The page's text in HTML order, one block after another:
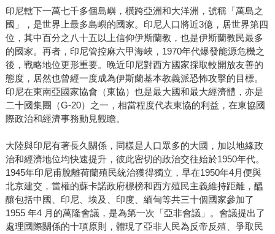
印尼轄下一萬七千多個島嶼，橫跨亞洲和大洋洲，號稱「萬島之
國」，是世界上最多島嶼的國家。印尼人口將近3億，居世界第四
位，其中百分之八十五以上信仰伊斯蘭教，也是伊斯蘭教民最多
的國家。再者，印尼管控麻六甲海峽，1970年代爆發能源危機之
後，戰略地位更形重要。晚近印尼對西方國家採取較開放友善的
態度，居然也曾經一度成為伊斯蘭基本教義派恐怖攻擊的目標。
印尼在東南亞國家協會（東協）也是最大國和最大經濟體，亦是
二十國集團（G-20）之一，相當程度代表東協的利益，在東協國
際政治和經濟事務動見觀瞻。
大陸與印尼有著長久關係，同樣是人口眾多的大國，加以地緣政
治和經濟地位均快速提升，彼此密切的政治交往始於1950年代。
1945年印尼甫脫離荷蘭殖民統治獲得獨立，早在1950年4月便與
北京建交，當權的蘇卡諾政府標榜和西方殖民主義維持距離，醞
釀包括中國、印尼、埃及、印度、緬甸等共三十個國家參加了
1955 年4 月的萬隆會議，是為第一次「亞非會議」。會議提出了
處理國際關係的十項原則，體現了亞非人民為反帝反殖、爭取民